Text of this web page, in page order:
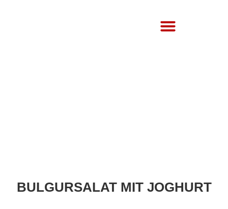
BULGURSALAT MIT JOGHURT